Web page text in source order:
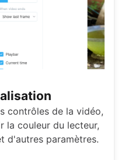
contrôles de la vidéo,
la couleur du lecteur,
d'autres paramètres.